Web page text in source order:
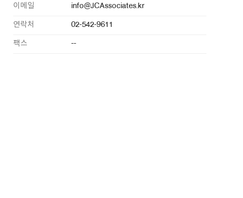
이메일 info@JCAssociates.kr
연락처 02-542-9611
팩스 --